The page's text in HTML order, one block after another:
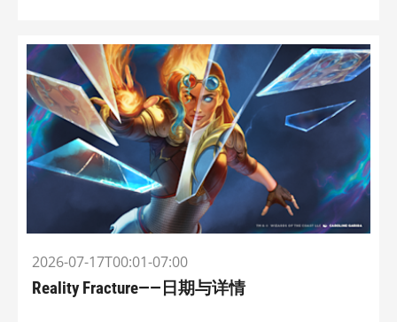
2026-07-17T00:01-07:00
Reality Fracture——日期与详情